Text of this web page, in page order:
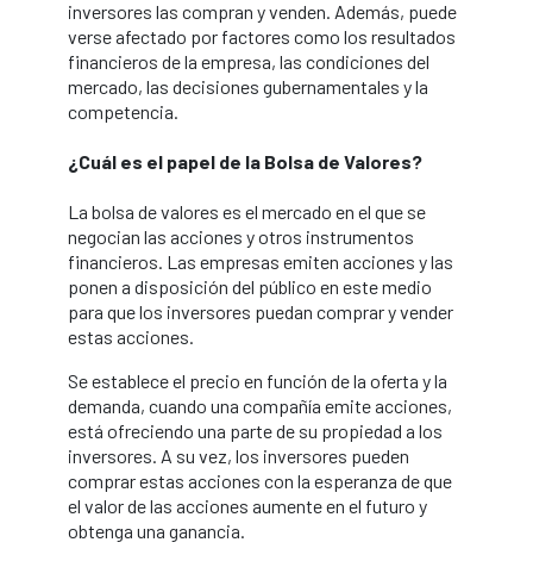
inversores las compran y venden. Además, puede
verse afectado por factores como los resultados
financieros de la empresa, las condiciones del
mercado, las decisiones gubernamentales y la
competencia.
¿Cuál es el papel de la Bolsa de Valores?
La bolsa de valores es el mercado en el que se
negocian las acciones y otros instrumentos
financieros. Las empresas emiten acciones y las
ponen a disposición del público en este medio
para que los inversores puedan comprar y vender
estas acciones.
Se establece el precio en función de la oferta y la
demanda, cuando una compañía emite acciones,
está ofreciendo una parte de su propiedad a los
inversores. A su vez, los inversores pueden
comprar estas acciones con la esperanza de que
el valor de las acciones aumente en el futuro y
obtenga una ganancia.